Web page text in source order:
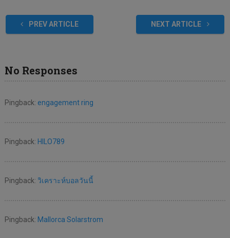
PREV ARTICLE NEXT ARTICLE
No Responses
Pingback: engagement ring
Pingback: HILO789
Pingback: วิเคราะห์บอลวันนี้
Pingback: Mallorca Solarstrom